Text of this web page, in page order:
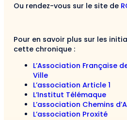
Ou rendez-vous sur le site de
Pour en savoir plus sur les
cette chronique :
L’Association Française
Ville
L’association Article 1
L’Institut Télémaque
L’association Chemins
L’association Proxité